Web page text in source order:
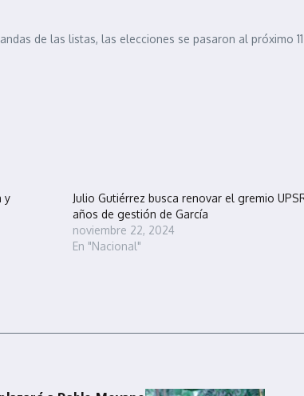
de las listas, las elecciones se pasaron al próximo
y
Julio Gutiérrez busca renovar el gremio
años de gestión de García
noviembre 22, 2024
En "Nacional"